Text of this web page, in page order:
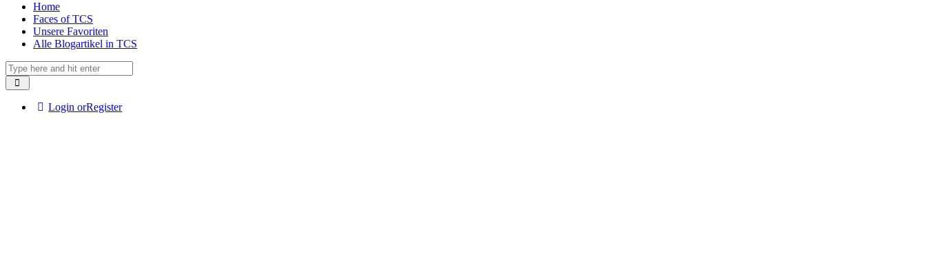
Home
Faces of TCS
Unsere Favoriten
Alle Blogartikel in TCS
Login orRegister